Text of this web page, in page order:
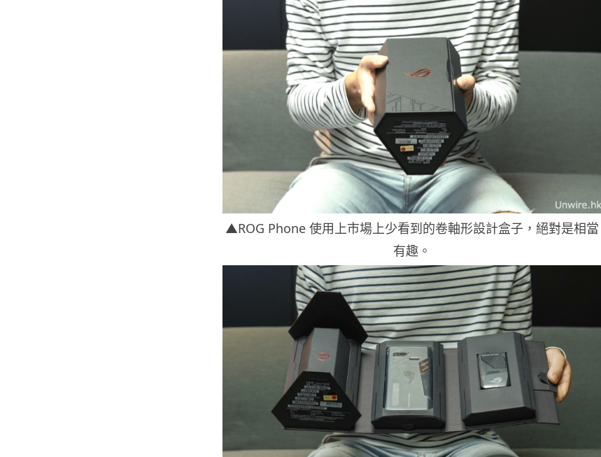
▲ROG Phone 使用上市場上少看到的卷軸形設計盒子，絕對是相當
有趣。